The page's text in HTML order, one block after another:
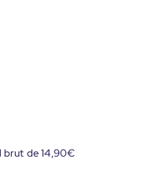
brut de 14,90€